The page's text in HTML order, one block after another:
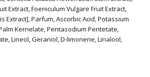
Extract, Foeniculum Vulgare Fruit Extract,
Extract], Parfum, Ascorbic Acid, Potassium
Kernelate, Pentasodium Pentetate,
Lineol, Geraniol, D-limonene, Linalool,